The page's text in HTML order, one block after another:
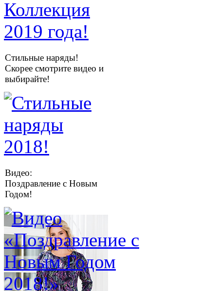
Стильные наряды!
Скорее смотрите видео и
выбирайте!
Видео:
Поздравление с Новым
Годом!